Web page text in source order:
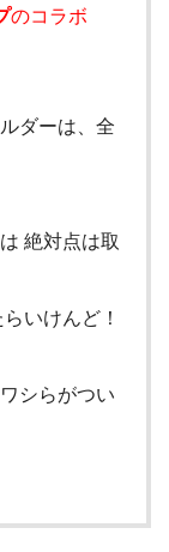
のコラボ
ダーは、全
絶対点は取
いけんど！
シらがつい